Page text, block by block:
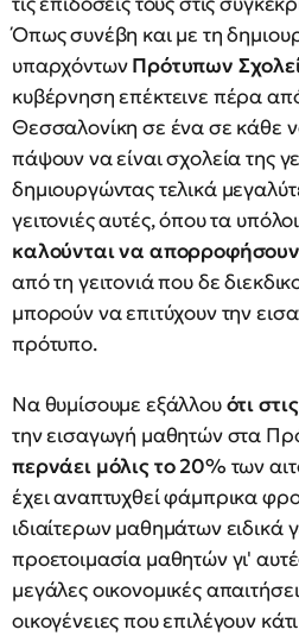
Όπως συνέβη και με τη
υπαρχόντωνΠρότυπων
κυβέρνηση επέκτεινε πέρα
Θεσσαλονίκη σε ένα σε κάθε
πάψουν να είναι σχολεία της
δημιουργώντας τελικά
γειτονιές αυτές, όπου τα
καλούνται να απορροφήσουν
από τη γειτονιά που δε
μπορούν να επιτύχουν την
πρότυπο.
Να θυμίσουμε εξάλλουότι
την εισαγωγή μαθητών στα
περνάει μόλις το 20% των
έχει αναπτυχθεί φάμπρικα
ιδιαίτερων μαθημάτων ειδικά
προετοιμασία μαθητών γι'
μεγάλες οικονομικές
οικογένειες που επιλέγουν